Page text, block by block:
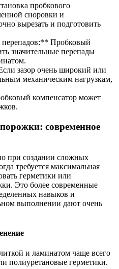
пробкового
сноровки и
вырезать и подготовить
Пробковый
значительные перепады
зазор очень широкий или
механическим нагрузкам,
компенсатор может
современное
при создании сложных
требуется максимальная
герметики или
Это более современные
навыков и
выполнении дают очень
и ламинатом чаще всего
полиуретановые герметики.